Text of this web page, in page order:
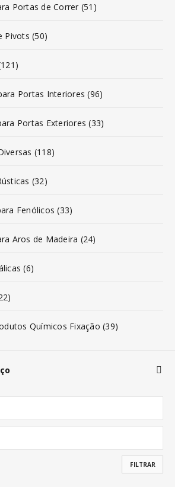
Portas de Correr (51)
Pivots (50)
Portas Interiores (96)
Portas Exteriores (33)
(118)
(32)
Fenólicos (33)
Aros de Madeira (24)
(6)
Químicos Fixação (39)
FILTRAR